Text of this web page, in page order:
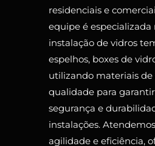
residenciais e
equipe é especializada
instalação de vidros
espelhos, boxes de
utilizando materiais de
qualidade para
segurança e
instalações.
agilidade e eficiência,